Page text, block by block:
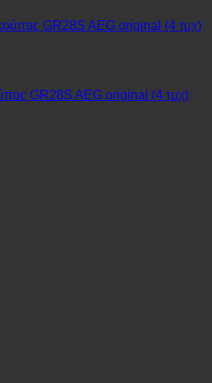
GR28S AEG original (4 τμχ)